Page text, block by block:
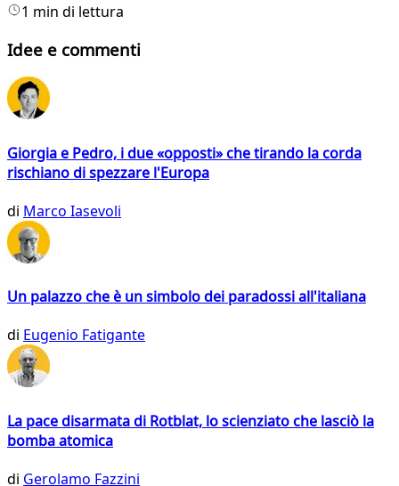
1 min di lettura
Idee e commenti
Giorgia e Pedro, i due «opposti» che tirando la corda
rischiano di spezzare l'Europa
di Marco Iasevoli
Un palazzo che è un simbolo dei paradossi all'italiana
di Eugenio Fatigante
La pace disarmata di Rotblat, lo scienziato che lasciò la
bomba atomica
di Gerolamo Fazzini